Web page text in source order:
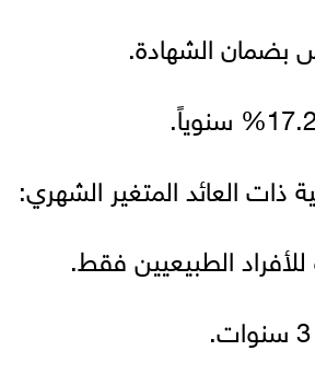
بضمان الشهادة.
الطبيعيين فقط.